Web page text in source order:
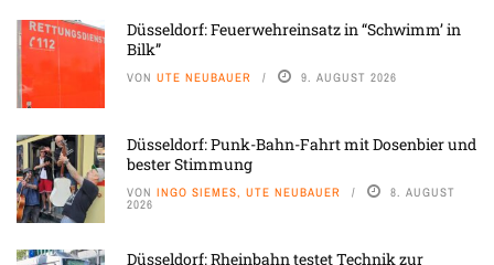
Düsseldorf: Feuerwehreinsatz in “Schwimm’ in
Bilk”
VON UTE NEUBAUER 9. AUGUST 2026
Düsseldorf: Punk-Bahn-Fahrt mit Dosenbier und
bester Stimmung
VON INGO SIEMES, UTE NEUBAUER 8. AUGUST
2026
Düsseldorf: Rheinbahn testet Technik zur